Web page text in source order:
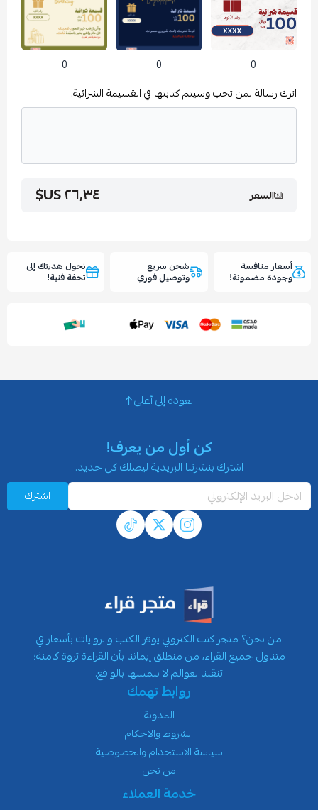
اترك رسالة لمن تحب وسيتم كتابتها في القسيمة الشرائية.
السعر ٢٦٫٣٤ US$
أسعار منافسة
وجودة مضمونة!
شحن سريع
وتوصيل فوري
نحول هديتك إلى
تحفة فنية!
العودة إلى أعلى
كن أول من يعرف!
اشترك بنشرتنا البريدية ليصلك كل جديد.
اشترك
من نحن؟ متجر كتب الكتروني يوفر الكتب والروايات بأسعار في
متناول جميع القراء، من منطلق إيماننا بأن القراءة ثروة كامنة؛
تنقلنا لعوالم لا نلمسها بالواقع.
روابط تهمك
المدونة
الشروط والاحكام
سياسة الاستخدام والخصوصية
من نحن
خدمة العملاء